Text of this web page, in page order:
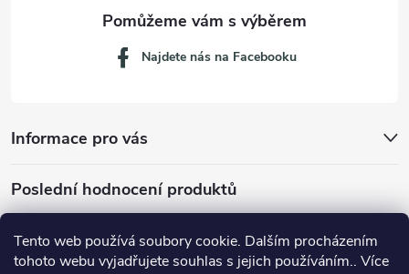
Tento web používá soubory cookie. Dalším procházením
tohoto webu vyjadřujete souhlas s jejich používáním.. Více
Informace pro vás
Najdete nás na Facebooku
Poslední hodnocení produktů
Dávkovací lžička na mletou kávu 53132C8134